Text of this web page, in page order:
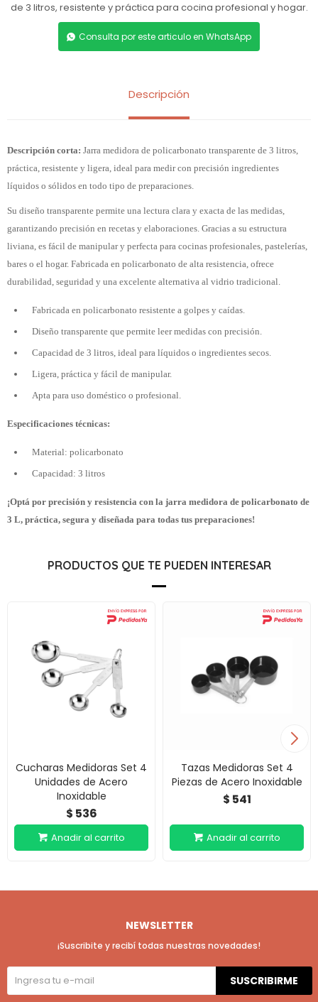
de 3 litros, resistente y práctica para cocina profesional y hogar.
Consulta por este articulo en WhatsApp
Descripción
Descripción corta: Jarra medidora de policarbonato transparente de 3 litros,
práctica, resistente y ligera, ideal para medir con precisión ingredientes
líquidos o sólidos en todo tipo de preparaciones.
Su diseño transparente permite una lectura clara y exacta de las medidas,
garantizando precisión en recetas y elaboraciones. Gracias a su estructura
liviana, es fácil de manipular y perfecta para cocinas profesionales, pastelerías,
bares o el hogar. Fabricada en policarbonato de alta resistencia, ofrece
durabilidad, seguridad y una excelente alternativa al vidrio tradicional.
Fabricada en policarbonato resistente a golpes y caídas.
Diseño transparente que permite leer medidas con precisión.
Capacidad de 3 litros, ideal para líquidos o ingredientes secos.
Ligera, práctica y fácil de manipular.
Apta para uso doméstico o profesional.
Especificaciones técnicas:
Material: policarbonato
Capacidad: 3 litros
¡Optá por precisión y resistencia con la jarra medidora de policarbonato de
3 L, práctica, segura y diseñada para todas tus preparaciones!
PRODUCTOS QUE TE PUEDEN INTERESAR
Cucharas Medidoras Set 4
Unidades de Acero
Inoxidable
$ 536
Tazas Medidoras Set 4
Piezas de Acero Inoxidable
$ 541
NEWSLETTER
¡Suscribite y recibí todas nuestras novedades!
SUSCRIBIRME